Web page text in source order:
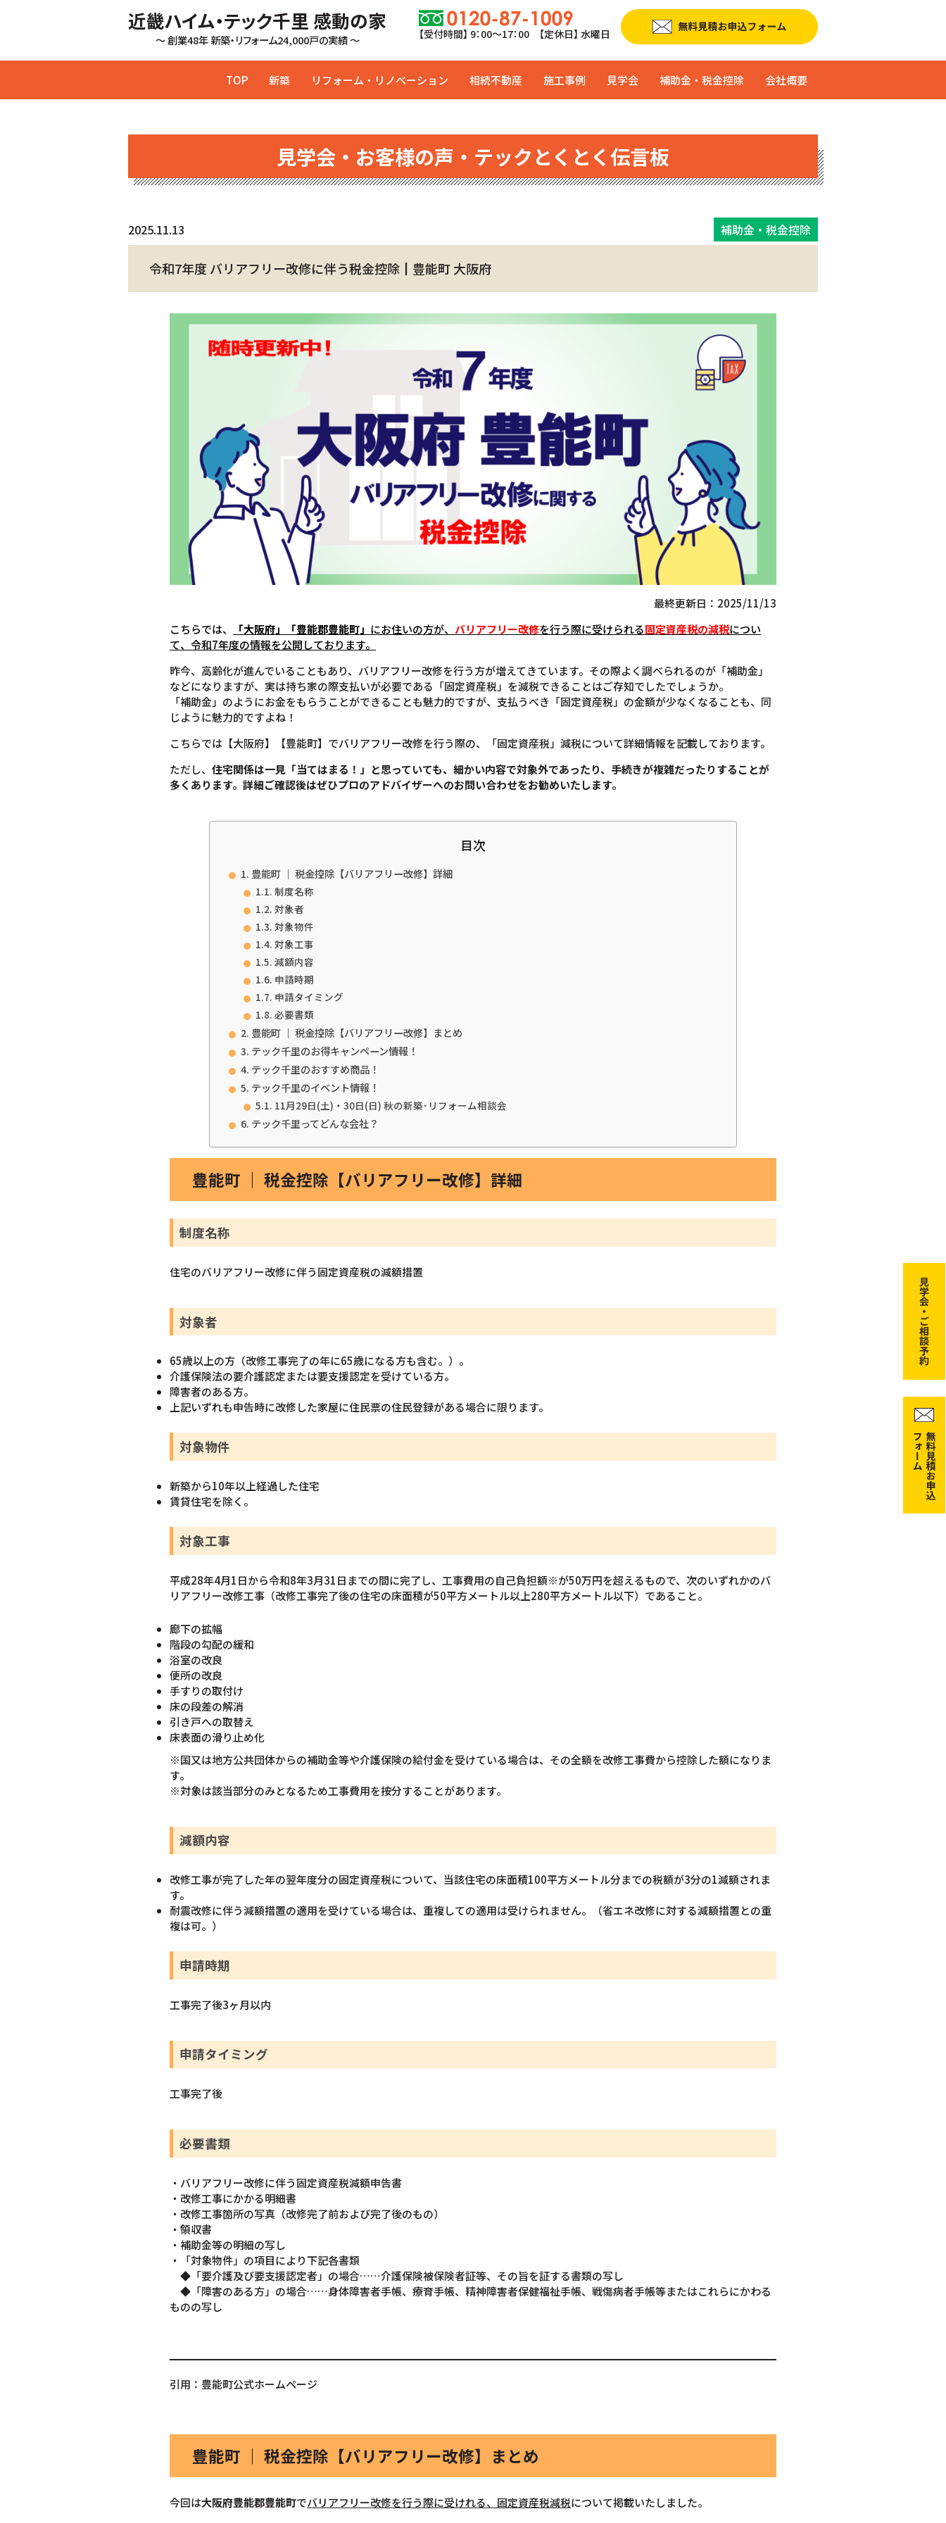
近畿ハイム・テック千里 感動の家
～ 創業48年 新築・リフォーム24,000戸の実績 ～ 【受付時間】 9：00〜17：00 【定休日】 水曜日
TOP 新築 リフォーム・リノベーション 相続不動産 施工事例 見学会 補助金・税金控除 会社概要
見学会・お客様の声・テックとくとく伝言板
2025.11.13 補助金・税金控除
令和7年度 バリアフリー改修に伴う税金控除┃豊能町 大阪府
最終更新日：2025/11/13
こちらでは、
「大阪府」「豊能郡豊能町」 にお住いの方が、 バリアフリー改修を行う際に受けられる固定資産税の減税につい
て、令和7年度の情報を公開しております。
昨今、高齢化が進んでいることもあり、バリアフリー改修を行う方が増えてきています。その際よく調べられるのが「補助金」
などになりますが、実は持ち家の際支払いが必要である「固定資産税」を減税できることはご存知でしたでしょうか。
「補助金」のようにお金をもらうことができることも魅力的ですが、支払うべき「固定資産税」の金額が少なくなることも、同
じように魅力的ですよね！
こちらでは【大阪府】【豊能町】でバリアフリー改修を行う際の、「固定資産税」減税について詳細情報を記載しております。
ただし、 住宅関係は一見「当てはまる！」と思っていても、 細かい内容で対象外であったり、手続きが複雑だったりすることが
多くあります。 詳細ご確認後はぜひプロのアドバイザーへのお問い合わせをお勧めいたします。
目次
豊能町 ｜ 税金控除【バリアフリー改修】詳細
制度名称
対象者
対象物件
対象工事
減額内容
申請時期
申請タイミング
必要書類
豊能町 ｜ 税金控除【バリアフリー改修】まとめ
テック千里のお得キャンペーン情報！
テック千里のおすすめ商品！
テック千里のイベント情報！
11月29日(土)・30日(日) 秋の新築･リフォーム相談会
テック千里ってどんな会社？
豊能町 ｜ 税金控除【バリアフリー改修】詳細
制度名称
住宅のバリアフリー改修に伴う固定資産税の減額措置
対象者
65歳以上の方（改修工事完了の年に65歳になる方も含む。）。
介護保険法の要介護認定または要支援認定を受けている方。
障害者のある方。
上記いずれも申告時に改修した家屋に住民票の住民登録がある場合に限ります。
対象物件
新築から10年以上経過した住宅
賃貸住宅を除く。
対象工事
平成28年4月1日から令和8年3月31日までの間に完了し、工事費用の自己負担額※が50万円を超えるもので、次のいずれかのバ
リアフリー改修工事（改修工事完了後の住宅の床面積が50平方メートル以上280平方メートル以下）であること。
廊下の拡幅
階段の勾配の緩和
浴室の改良
便所の改良
手すりの取付け
床の段差の解消
引き戸への取替え
床表面の滑り止め化
※国又は地方公共団体からの補助金等や介護保険の給付金を受けている場合は、その全額を改修工事費から控除した額になりま
す。
※対象は該当部分のみとなるため工事費用を按分することがあります。
減額内容
改修工事が完了した年の翌年度分の固定資産税について、当該住宅の床面積100平方メートル分までの税額が3分の1減額されま
す。
耐震改修に伴う減額措置の適用を受けている場合は、重複しての適用は受けられません。（省エネ改修に対する減額措置との重
複は可。）
申請時期
工事完了後3ヶ月以内
申請タイミング
工事完了後
必要書類
・バリアフリー改修に伴う固定資産税減額申告書
・改修工事にかかる明細書
・改修工事箇所の写真（改修完了前および完了後のもの）
・領収書
・補助金等の明細の写し
・「対象物件」の項目により下記各書類
◆「要介護及び要支援認定者」の場合……介護保険被保険者証等、その旨を証する書類の写し
◆「障害のある方」の場合……身体障害者手帳、療育手帳、精神障害者保健福祉手帳、戦傷病者手帳等またはこれらにかわる
ものの写し
引用：豊能町公式ホームページ
豊能町 ｜ 税金控除【バリアフリー改修】まとめ
今回は大阪府豊能郡豊能町でバリアフリー改修を行う際に受けれる、固定資産税減税について掲載いたしました。